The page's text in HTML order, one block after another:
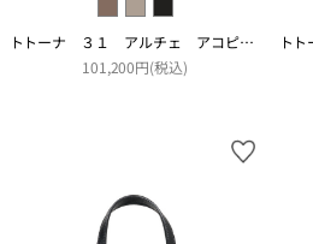
トトーナ ３１ アルチェ アコピアート
101,200円(税込)